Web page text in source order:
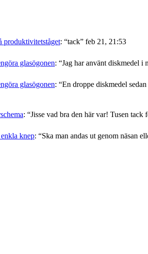
produktivitetståget: “tack” feb 21, 21:53
glasögonen: “Jag har använt diskmedel i
glasögonen: “En droppe diskmedel
: “Jisse vad bra den här var! Tusen
knep: “Ska man andas ut genom näsan